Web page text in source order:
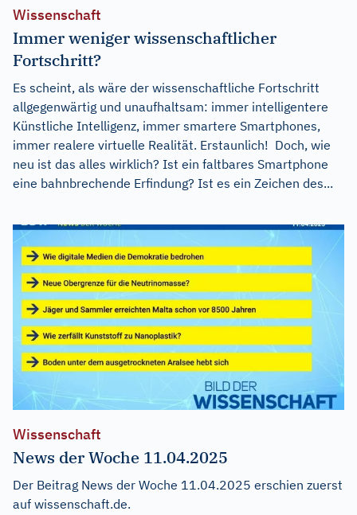
Wissenschaft
Immer weniger wissenschaftlicher
Fortschritt?
Es scheint, als wäre der wissenschaftliche Fortschritt
allgegenwärtig und unaufhaltsam: immer intelligentere
Künstliche Intelligenz, immer smartere Smartphones,
immer realere virtuelle Realität. Erstaunlich! Doch, wie
neu ist das alles wirklich? Ist ein faltbares Smartphone
eine bahnbrechende Erfindung? Ist es ein Zeichen des...
Wissenschaft
News der Woche 11.04.2025
Der Beitrag News der Woche 11.04.2025 erschien zuerst
auf wissenschaft.de.